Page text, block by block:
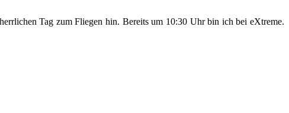
Tag zum Fliegen hin. Bereits um 10:30 Uhr bin ich bei eXtreme.